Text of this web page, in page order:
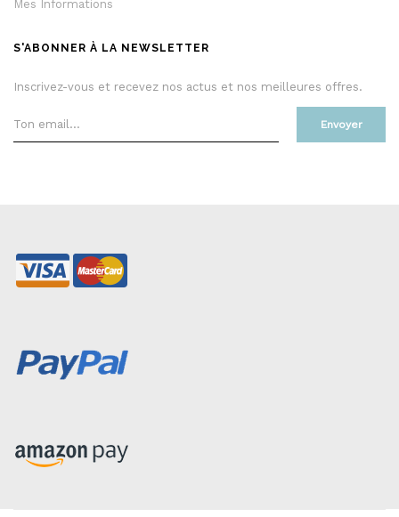
Mes Informations
S'ABONNER À LA NEWSLETTER
Inscrivez-vous et recevez nos actus et nos meilleures offres.
Envoyer